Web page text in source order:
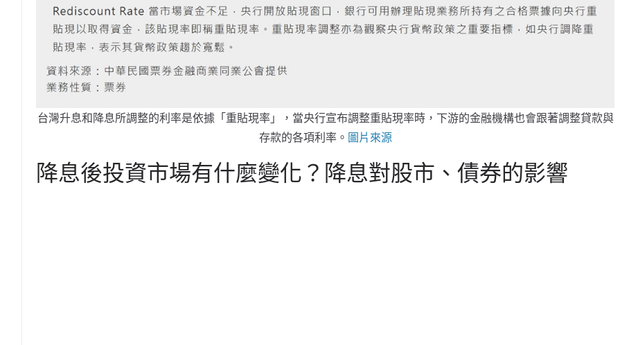
台灣升息和降息所調整的利率是依據「重貼現率」，當央行宣布調整重貼現率時，下游的金融機構也會跟著調整貸款與
存款的各項利率。 圖片來源
降息後投資市場有什麼變化？降息對股市、債券的影響